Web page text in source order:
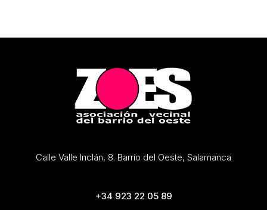
Calle Valle Inclán, 8. Barrio del Oeste, Salamanca
+34 923 22 05 89